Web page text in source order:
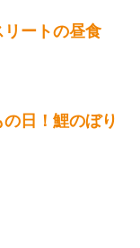
ートの昼食
日！鯉のぼり